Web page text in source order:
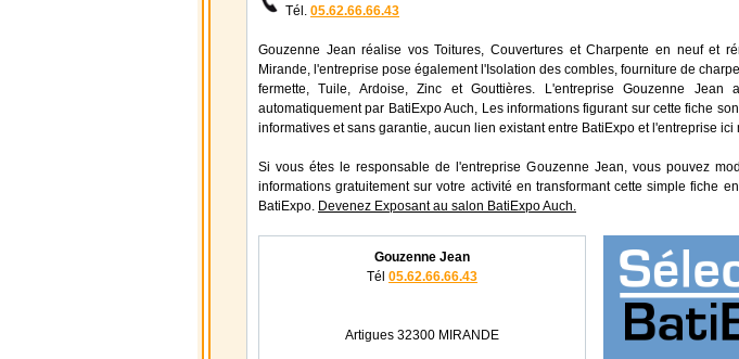
Tél. 05.62.66.66.43
Gouzenne Jean réalise vos Toitures, Couvertures et Charpente en neuf et
Mirande, l'entreprise pose également l'Isolation des combles, fourniture de
fermette, Tuile, Ardoise, Zinc et Gouttières. L'entreprise Gouzenne Jean
automatiquement par BatiExpo Auch, Les informations figurant sur cette fiche
informatives et sans garantie, aucun lien existant entre BatiExpo et l'entreprise ici
Si vous étes le responsable de l'entreprise Gouzenne Jean, vous pouvez
informations gratuitement sur votre activité en transformant cette simple fiche
BatiExpo. Devenez Exposant au salon BatiExpo Auch.
Gouzenne Jean
Tél 05.62.66.66.43
Artigues 32300 MIRANDE